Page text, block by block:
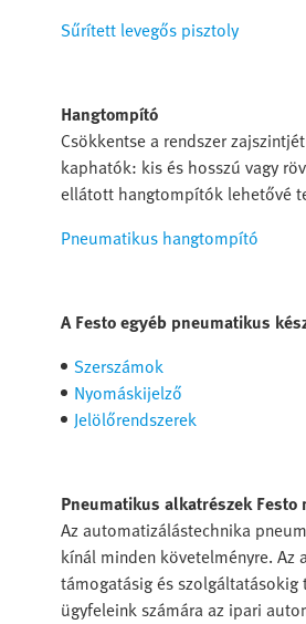
Sűrített levegős pisztoly
Hangtompító
Csökkentse a rendszer
kaphatók: kis és hosszú vagy
ellátott hangtompítók lehetővé
Pneumatikus hangtompító
A Festo egyéb pneumatikus
Szerszámok
Nyomáskijelző
Jelölőrendszerek
Pneumatikus alkatrészek Festo
Az automatizálástechnika
kínál minden követelményre.
támogatásig és
ügyfeleink számára az ipari